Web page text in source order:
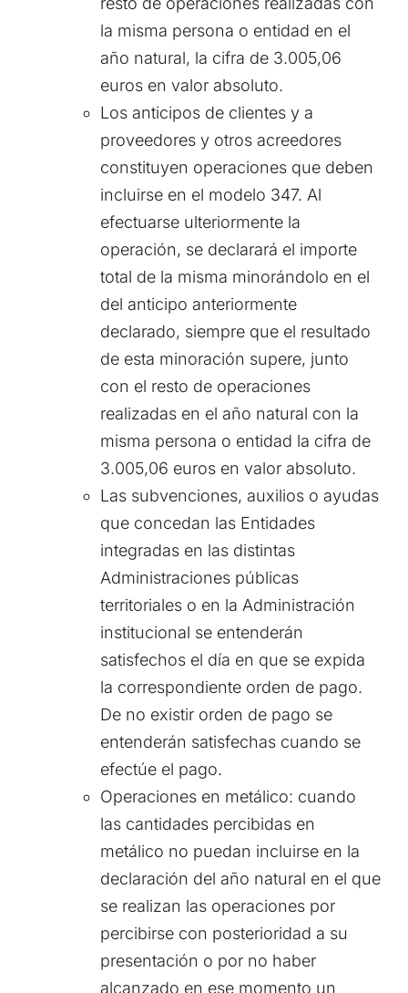
la misma persona o entidad en el
año natural, la cifra de 3.005,06
euros en valor absoluto.
Los anticipos de clientes y a
proveedores y otros acreedores
constituyen operaciones que deben
incluirse en el modelo 347. Al
efectuarse ulteriormente la
operación, se declarará el importe
total de la misma minorándolo en el
del anticipo anteriormente
declarado, siempre que el resultado
de esta minoración supere, junto
con el resto de operaciones
realizadas en el año natural con la
misma persona o entidad la cifra de
3.005,06 euros en valor absoluto.
Las subvenciones, auxilios o ayudas
que concedan las Entidades
integradas en las distintas
Administraciones públicas
territoriales o en la Administración
institucional se entenderán
satisfechos el día en que se expida
la correspondiente orden de pago.
De no existir orden de pago se
entenderán satisfechas cuando se
efectúe el pago.
Operaciones en metálico: cuando
las cantidades percibidas en
metálico no puedan incluirse en la
declaración del año natural en el que
se realizan las operaciones por
percibirse con posterioridad a su
presentación o por no haber
alcanzado en ese momento un